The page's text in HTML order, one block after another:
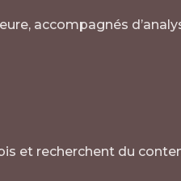
accompagnés
et recherchent du